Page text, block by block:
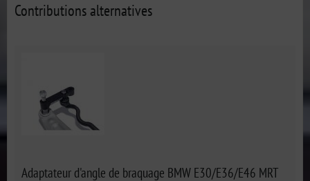
Contributions alternatives
Adaptateur d'angle de braquage BMW E30/E36/E46 MRT